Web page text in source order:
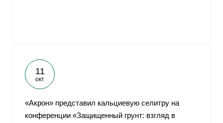
11
окт
«Акрон» представил кальциевую селитру на
конференции «Защищенный грунт: взгляд в